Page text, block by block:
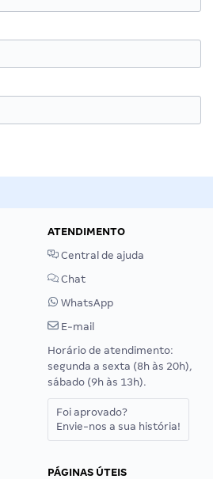
ATENDIMENTO
Central de ajuda
Chat
WhatsApp
E-mail
Horário de atendimento:
segunda a sexta (8h às 20h),
sábado (9h às 13h).
Foi aprovado?
Envie-nos a sua história!
PÁGINAS ÚTEIS